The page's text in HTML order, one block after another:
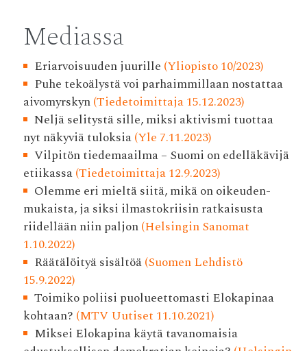
Mediassa
Eriarvoisuuden juurille (Yliopisto 10/2023)
Puhe tekoälystä voi parhaimmillaan nostattaa
aivomyrskyn(Tiedetoimittaja 15.12.2023)
Neljä selitystä sille, miksi aktivismi tuottaa
nyt näkyviä tuloksia(Yle 7.11.2023)
Vilpitön tiedemaailma – Suomi on edelläkävijä
etiikassa(Tiedetoimittaja 12.9.2023)
Olemme eri mieltä siitä, mikä on oikeuden­
mukaista, ja siksi ilmasto­kriisin ratkaisusta
riidellään niin paljon(Helsingin Sanomat
1.10.2022)
Räätälöityä sisältöä(Suomen Lehdistö
15.9.2022)
Toimiko poliisi puolueettomasti Elokapinaa
kohtaan? (MTV Uutiset 11.10.2021)
Miksei Elokapina käytä tavanomaisia